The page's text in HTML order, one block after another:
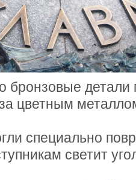
бронзовые
цветным
специально
светит